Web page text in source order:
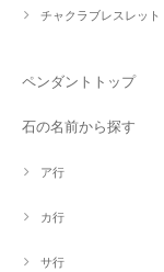
チャクラブレスレット
ペンダントトップ
石の名前から探す
ア行
カ行
サ行